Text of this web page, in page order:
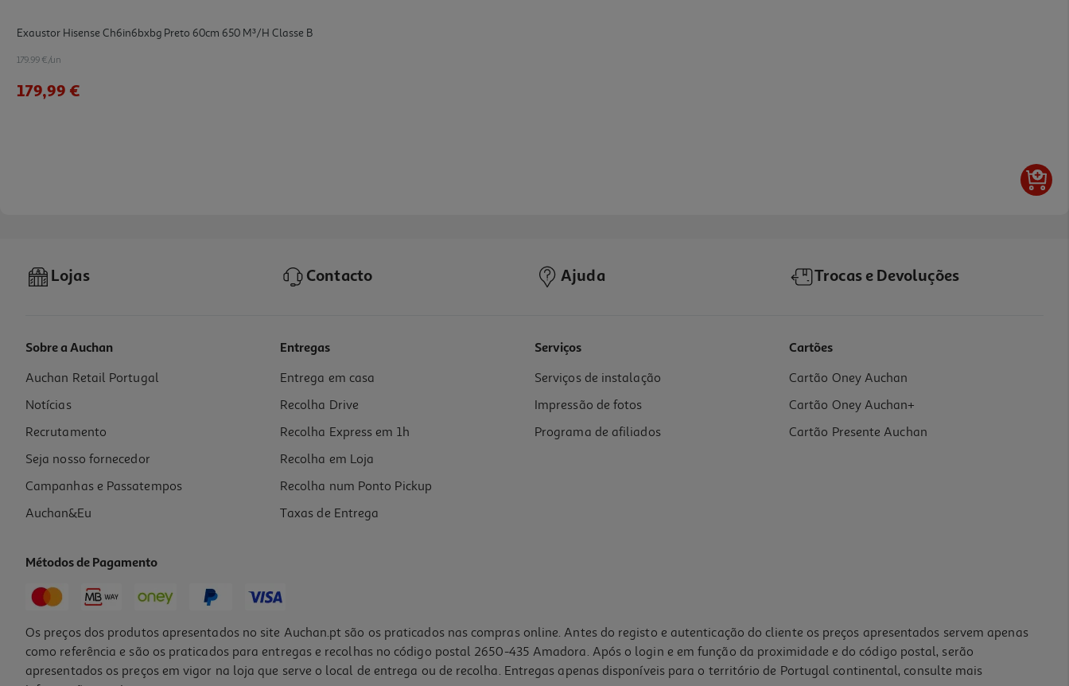
Exaustor Hisense Ch6in6bxbg Preto 60cm 650 M³/h Classe B
179.99 €/un
179,99 €
Exaustor Telescopico Siemens Inox B 389m3/h 60cm Li64mb521
259.99 €/un
259,99 €
Lojas Contacto Ajuda Trocas e Devoluções
Sobre a Auchan
Auchan Retail Portugal
Notícias
Recrutamento
Seja nosso fornecedor
Campanhas e Passatempos
Auchan&Eu
Entregas
Entrega em casa
Recolha Drive
Recolha Express em 1h
Recolha em Loja
Recolha num Ponto Pickup
Taxas de Entrega
Serviços
Serviços de instalação
Impressão de fotos
Programa de afiliados
Cartões
Cartão Oney Auchan
Cartão Oney Auchan+
Cartão Presente Auchan
Métodos de Pagamento
Os preços dos produtos apresentados no site Auchan.pt são os praticados nas compras online. Antes do registo e autenticação do cliente os preços apresentados servem apenas
como referência e são os praticados para entregas e recolhas no código postal 2650-435 Amadora. Após o login e em função da proximidade e do código postal, serão
apresentados os preços em vigor na loja que serve o local de entrega ou de recolha. Entregas apenas disponíveis para o território de Portugal continental, consulte mais